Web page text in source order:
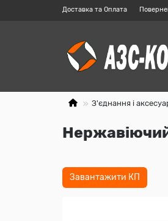
Доставка та Оплата
З'єднання і
Завантажити КП